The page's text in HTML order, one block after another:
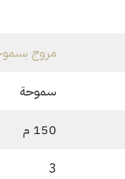
مروج
سموحة
150 م
3